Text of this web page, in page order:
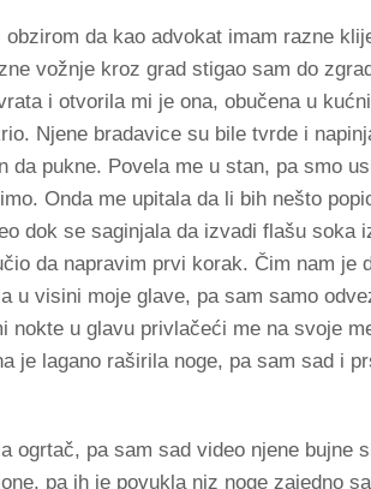
da kao advokat imam razne
vožnje kroz grad stigao sam do
i otvorila mi je ona, obučena u
Njene bradavice su bile tvrde i
pukne. Povela me u stan, pa smo
Onda me upitala da li bih nešto
dok se saginjala da izvadi flašu soka
da napravim prvi korak. Čim nam je
u visini moje glave, pa sam samo
nokte u glavu privlačeći me na svoje
je lagano raširila noge, pa sam sad i
ogrtač, pa sam sad video njene bujne
pa ih je povukla niz noge zajedno sa